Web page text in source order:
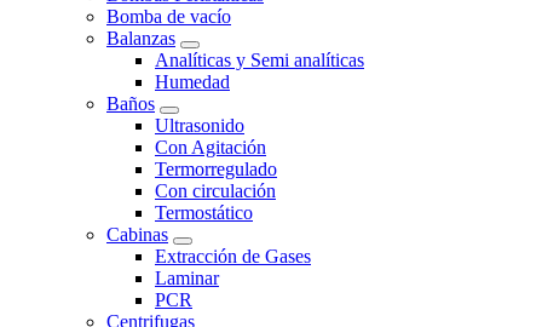
Bomba de vacío
Balanzas
Analíticas y Semi analíticas
Humedad
Baños
Ultrasonido
Con Agitación
Termorregulado
Con circulación
Termostático
Cabinas
Extracción de Gases
Laminar
PCR
Centrifugas